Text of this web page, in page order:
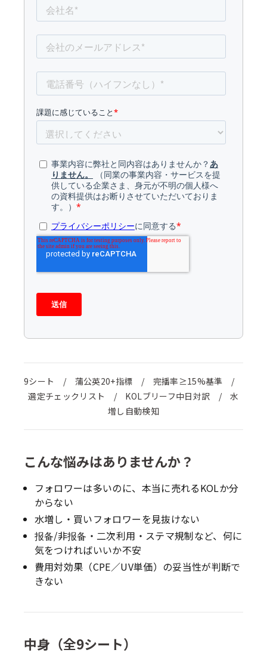
9シート / 蒲公英20+指標 / 完播率≥15%基準 /
選定チェックリスト / KOLブリーフ中日対訳 / 水
増し自動検知
こんな悩みはありませんか？
フォロワーは多いのに、本当に売れるKOLか分
からない
水増し・買いフォロワーを見抜けない
报备/非报备・二次利用・ステマ規制など、何に
気をつければいいか不安
費用対効果（CPE／UV単価）の妥当性が判断で
きない
中身（全9シート）